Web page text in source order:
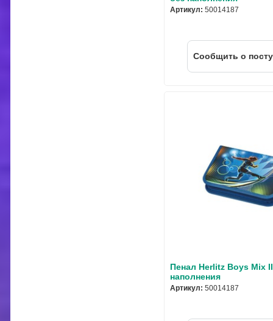
Артикул: 50014187
Cообщить о
Пенал Herlitz Boys Mix
наполнения
Артикул: 50014187